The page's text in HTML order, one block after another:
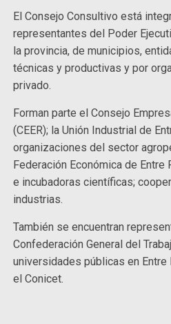
El Consejo Consultivo está
representantes del Poder
la provincia, de municipios,
técnicas y productivas y por
privado.
Forman parte el Consejo
(CEER); la Unión Industrial de
organizaciones del sector
Federación Económica de Entre
e incubadoras científicas;
industrias.
También se encuentran
Confederación General del
universidades públicas en Entre
el Conicet.